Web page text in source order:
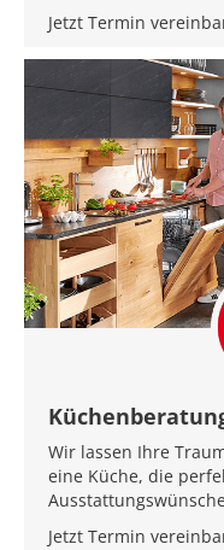
Jetzt Termin
Wir lassen Ihre
eine Küche, die
Jetzt Termin